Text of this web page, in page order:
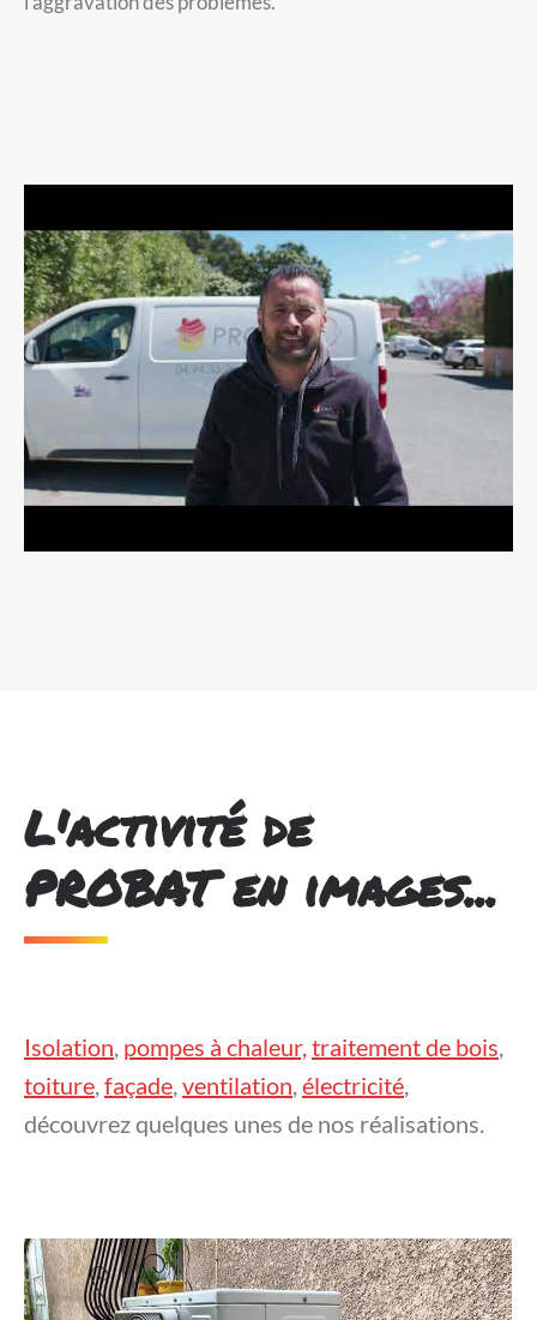
L'activité de
PROBAT en images...
Isolation, pompes à chaleur,traitement de bois,
toiture,façade,ventilation,électricité,
découvrez quelques unes de nos réalisations.